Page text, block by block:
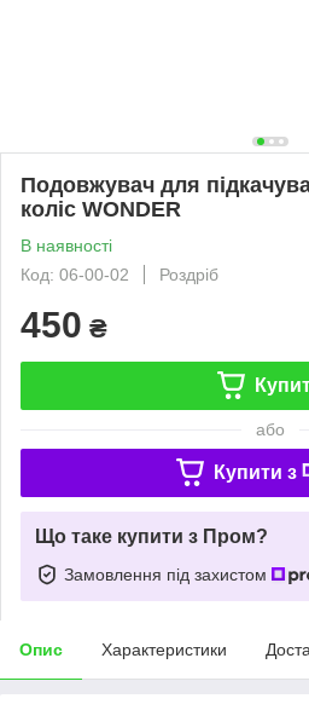
Подовжувач для
коліс WONDER
В наявності
Код: 06-00-02
Роздріб
450 ₴
або
Купити з
Що таке купити з Пром?
Замовлення під захистом
Опис Характеристики